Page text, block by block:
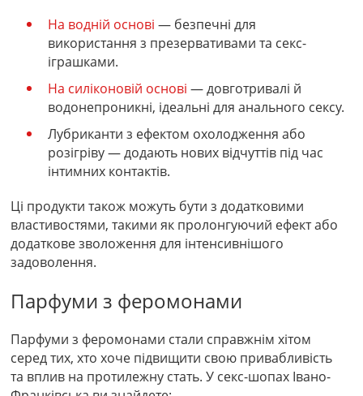
На водній основі — безпечні для
використання з презервативами та секс-
іграшками.
На силіконовій основі — довготривалі й
водонепроникні, ідеальні для анального сексу.
Лубриканти з ефектом охолодження або
розігріву— додають нових відчуттів під час
інтимних контактів.
Ці продукти також можуть бути з додатковими
властивостями, такими як пролонгуючий ефект або
додаткове зволоження для інтенсивнішого
задоволення.
Парфуми з феромонами
Парфуми з феромонами стали справжнім хітом
серед тих, хто хоче підвищити свою привабливість
та вплив на протилежну стать. У секс-шопах Івано-